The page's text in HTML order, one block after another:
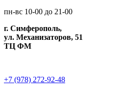
пн-вс 10-00 до 21-00
г. Симферополь,
ул. Механизаторов, 51
ТЦ ФМ
+7 (978) 272-92-48